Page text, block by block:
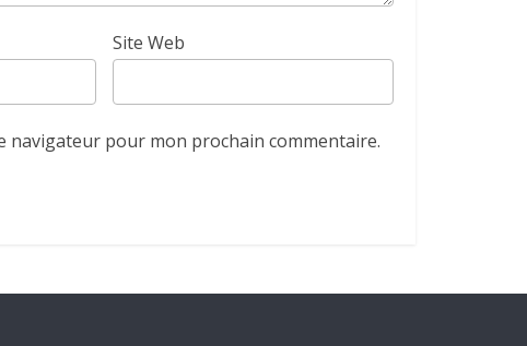
Site Web
navigateur pour mon prochain commentaire.